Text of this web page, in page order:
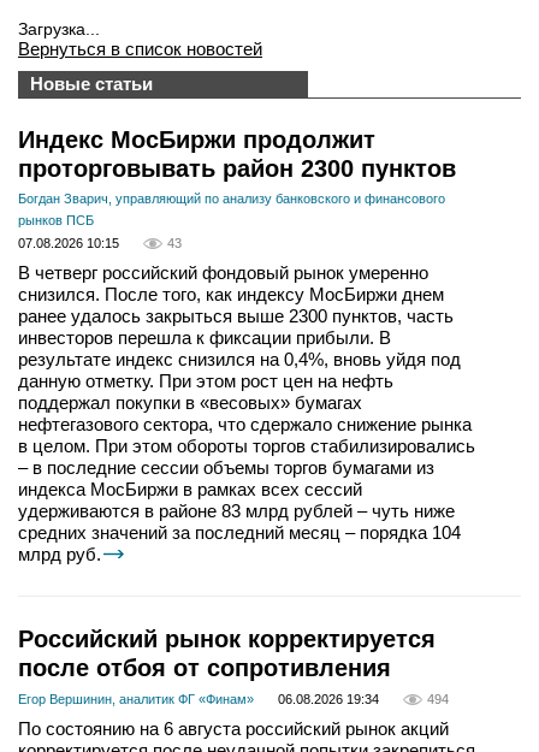
Загрузка...
Вернуться в список новостей
Новые статьи
Индекс МосБиржи продолжит
проторговывать район 2300 пунктов
Богдан Зварич, управляющий по анализу банковского и финансового
рынков ПСБ
07.08.2026 10:15
43
В четверг российский фондовый рынок умеренно
снизился. После того, как индексу МосБиржи днем
ранее удалось закрыться выше 2300 пунктов, часть
инвесторов перешла к фиксации прибыли. В
результате индекс снизился на 0,4%, вновь уйдя под
данную отметку. При этом рост цен на нефть
поддержал покупки в «весовых» бумагах
нефтегазового сектора, что сдержало снижение рынка
в целом. При этом обороты торгов стабилизировались
– в последние сессии объемы торгов бумагами из
индекса МосБиржи в рамках всех сессий
удерживаются в районе 83 млрд рублей – чуть ниже
средних значений за последний месяц – порядка 104
млрд руб.
Российский рынок корректируется
после отбоя от сопротивления
Егор Вершинин, аналитик ФГ «Финам» 06.08.2026 19:34 494
По состоянию на 6 августа российский рынок акций